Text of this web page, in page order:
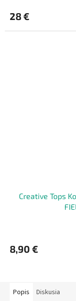
28 €
Creative Tops
8,90 €
Popis Diskusia